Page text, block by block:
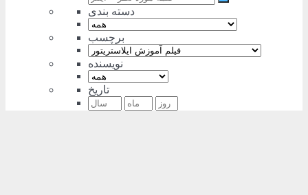
دسته بندی
برچسب
نویسنده
تاریخ